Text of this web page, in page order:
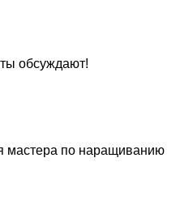
обсуждают!
мастера по наращиванию